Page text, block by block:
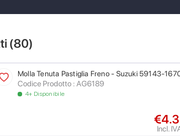
(80)
Molla Tenuta Pastiglia Freno - Suzuki 59143-
Codice Prodotto : AG6189
4+ Disponibile
Incl.